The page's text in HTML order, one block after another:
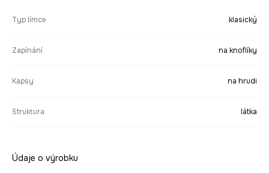
Typ límce klasický
Zapínání na knoflíky
Kapsy na hrudi
Struktura látka
Údaje o výrobku